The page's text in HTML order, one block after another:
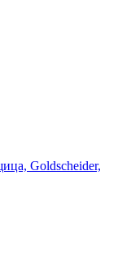
Goldscheider,